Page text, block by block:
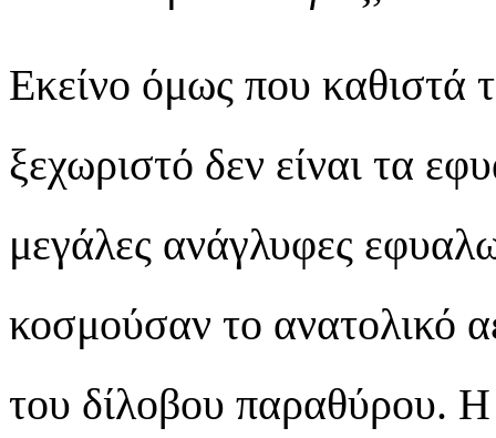
Εκείνο όμως που καθιστά
ξεχωριστό δεν είναι τα
μεγάλες ανάγλυφες
κοσμούσαν το ανατολικό
του δίλοβου παραθύρου.